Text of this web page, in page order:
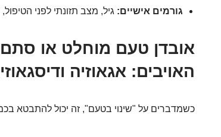
גורמים אישיים: גיל, מצב תזונתי לפני
אובדן טעם מוחלט או
האויבים: אגאוזיה
כשמדברים על "שינוי בטעם", זה יכול להתבטא